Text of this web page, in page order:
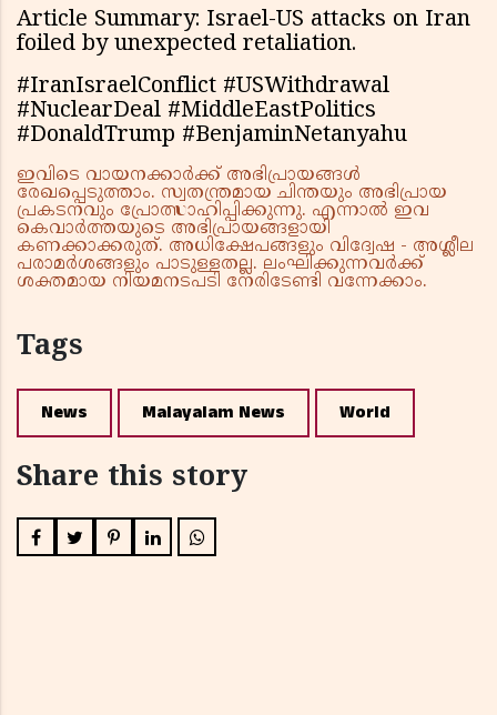
Article Summary: Israel-US attacks on Iran
foiled by unexpected retaliation.
#IranIsraelConflict #USWithdrawal
#NuclearDeal #MiddleEastPolitics
#DonaldTrump #BenjaminNetanyahu
ഇവിടെ വായനക്കാർക്ക് അഭിപ്രായങ്ങൾ
രേഖപ്പെടുത്താം. സ്വതന്ത്രമായ ചിന്തയും അഭിപ്രായ
പ്രകടനവും പ്രോത്സാഹിപ്പിക്കുന്നു. എന്നാൽ ഇവ
കെവാർത്തയുടെ അഭിപ്രായങ്ങളായി
കണക്കാക്കരുത്. അധിക്ഷേപങ്ങളും വിദ്വേഷ - അശ്ലീല
പരാമർശങ്ങളും പാടുള്ളതല്ല. ലംഘിക്കുന്നവർക്ക്
ശക്തമായ നിയമനടപടി നേരിടേണ്ടി വന്നേക്കാം.
Tags
News Malayalam News World
Share this story